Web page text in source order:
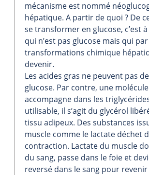
mécanisme est nommé
hépatique. A partir de quoi ? De
se transformer en glucose, c’est
qui n’est pas glucose mais qui par
transformations chimique
devenir.
Les acides gras ne peuvent pas
glucose. Par contre, une
accompagne dans les
utilisable, il s’agit du glycérol
tissu adipeux. Des substances
muscle comme le lactate déchet
contraction. Lactate du muscle
du sang, passe dans le foie et
reversé dans le sang pour